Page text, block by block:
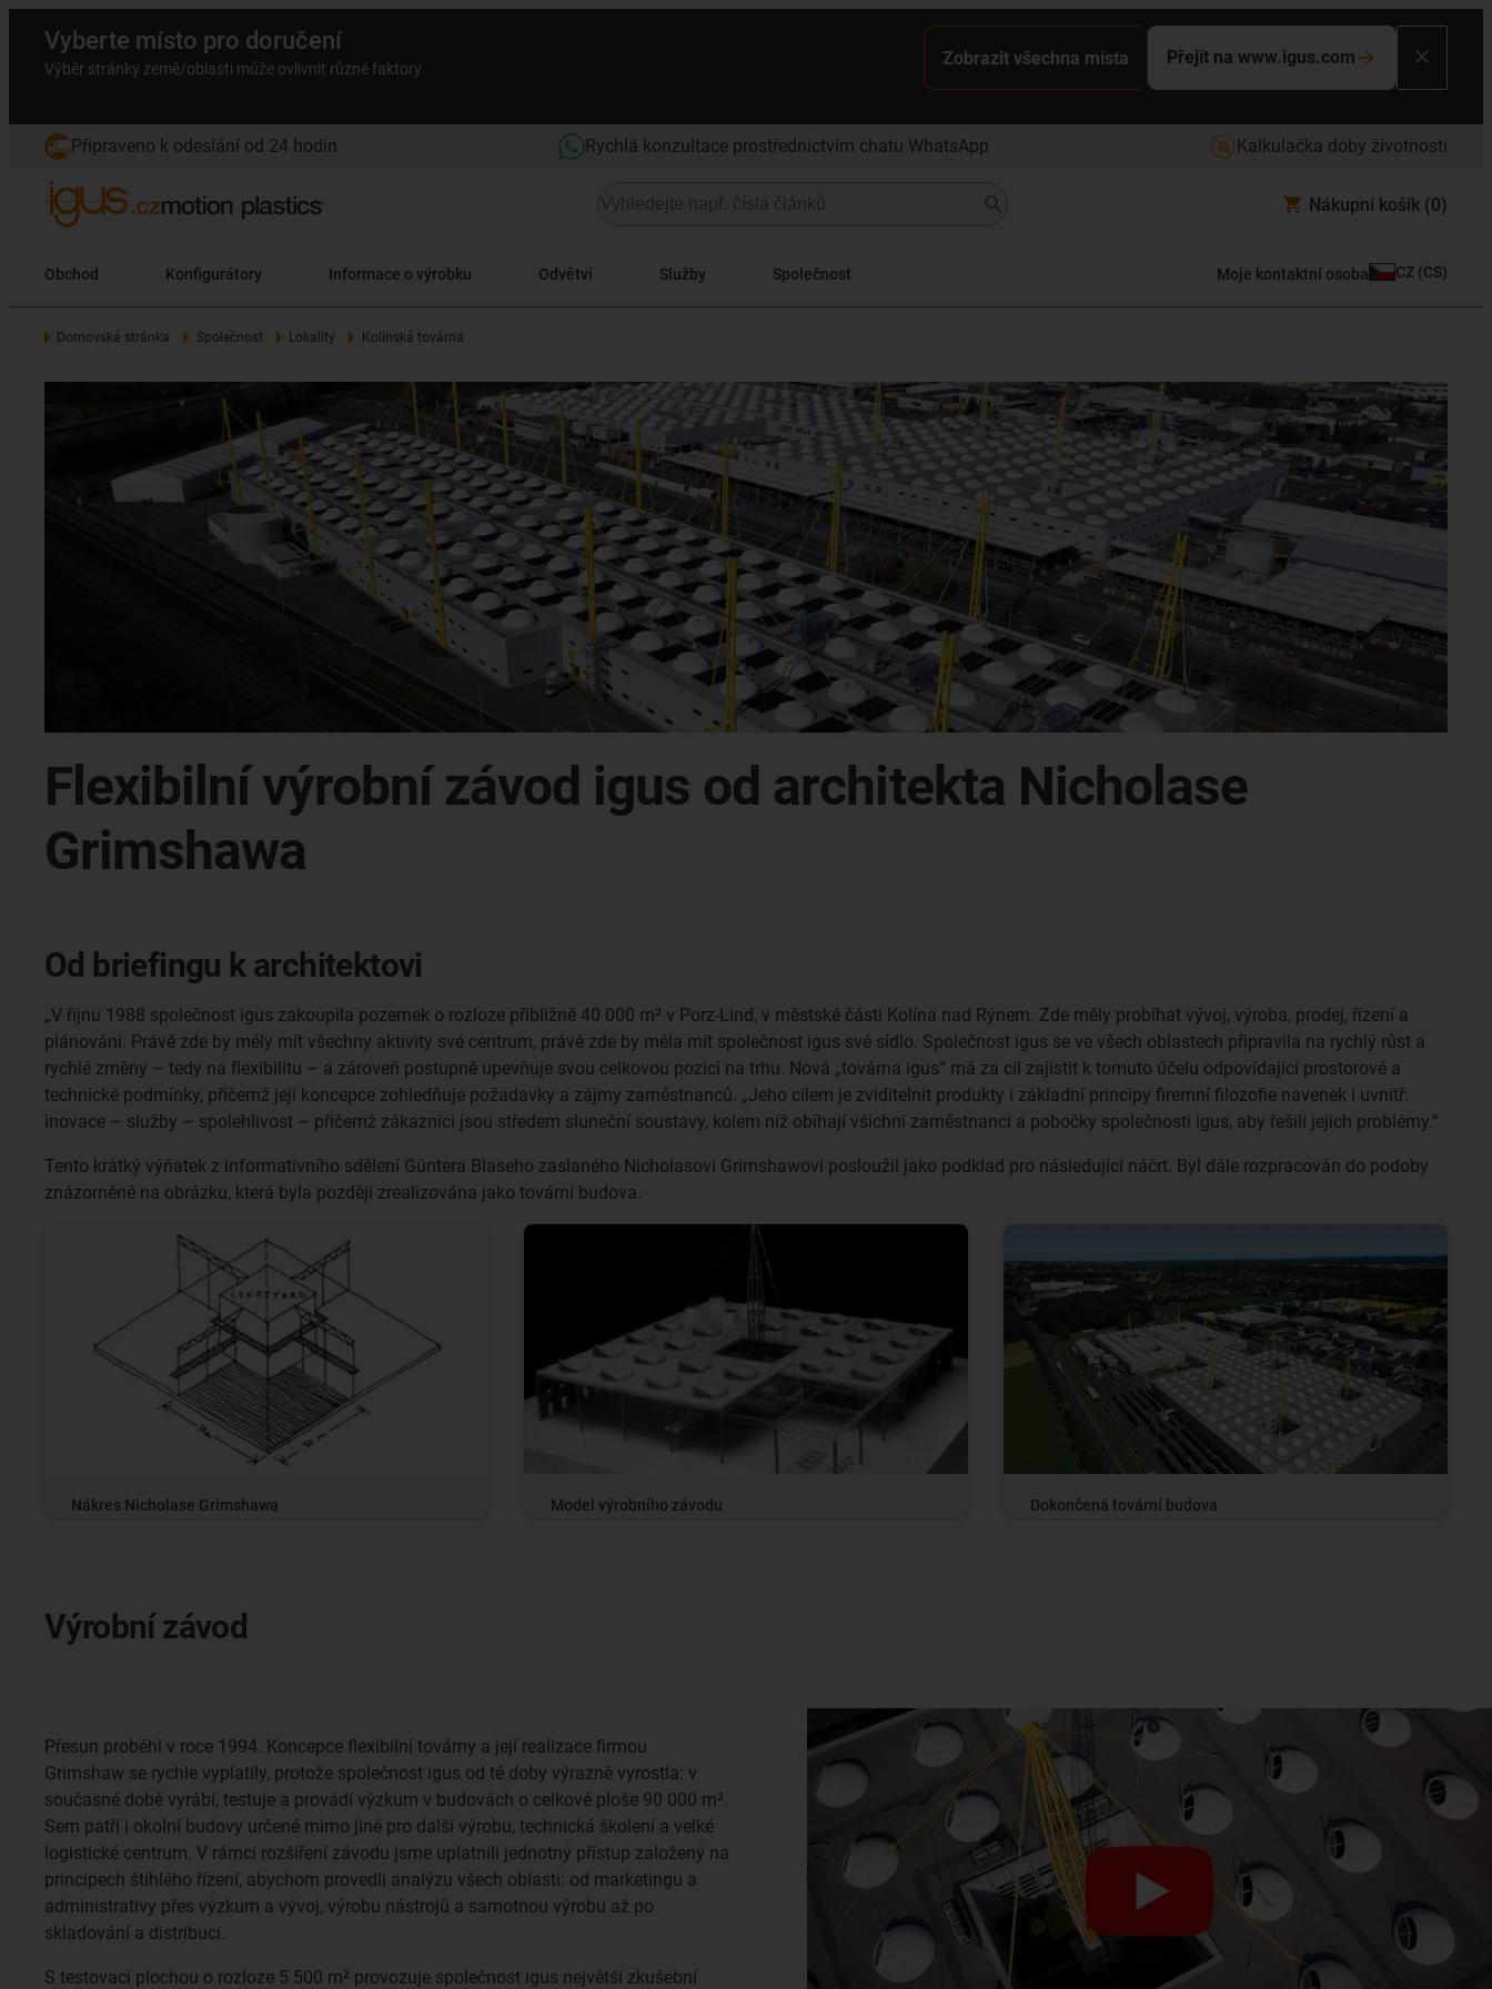
Vyberte místo pro doručení
Výběr stránky země/oblasti může ovlivnit různé faktory
Zobrazit všechna místa Přejít na www.igus.com
Připraveno k odeslání od 24 hodin Rychlá konzultace prostřednictvím chatu WhatsApp Kalkulačka doby životnosti
Nákupní košík (0)
Obchod Konfigurátory Informace o výrobku Odvětví Služby Společnost Moje kontaktní osoba CZ (CS)
Domovská stránka Společnost Lokality Kolínská továrna
Flexibilní výrobní závod igus od architekta Nicholase
Grimshawa
Od briefingu k architektovi
„V říjnu 1988 společnost igus zakoupila pozemek o rozloze přibližně 40 000 m² v Porz-Lind, v městské části Kolína nad Rýnem. Zde měly probíhat vývoj, výroba, prodej, řízení a
plánování. Právě zde by měly mít všechny aktivity své centrum, právě zde by měla mít společnost igus své sídlo. Společnost igus se ve všech oblastech připravila na rychlý růst a
rychlé změny – tedy na flexibilitu – a zároveň postupně upevňuje svou celkovou pozici na trhu. Nová „továrna igus“ má za cíl zajistit k tomuto účelu odpovídající prostorové a
technické podmínky, přičemž její koncepce zohledňuje požadavky a zájmy zaměstnanců. „Jeho cílem je zviditelnit produkty i základní principy firemní filozofie navenek i uvnitř:
inovace – služby – spolehlivost – přičemž zákazníci jsou středem sluneční soustavy, kolem níž obíhají všichni zaměstnanci a pobočky společnosti igus, aby řešili jejich problémy.“
Tento krátký výňatek z informativního sdělení Güntera Blaseho zaslaného Nicholasovi Grimshawovi posloužil jako podklad pro následující náčrt. Byl dále rozpracován do podoby
znázorněné na obrázku, která byla později zrealizována jako tovární budova.
Nákres Nicholase Grimshawa Model výrobního závodu Dokončená tovární budova
Výrobní závod
Přesun proběhl v roce 1994. Koncepce flexibilní továrny a její realizace firmou
Grimshaw se rychle vyplatily, protože společnost igus od té doby výrazně vyrostla: v
současné době vyrábí, testuje a provádí výzkum v budovách o celkové ploše 90 000 m².
Sem patří i okolní budovy určené mimo jiné pro další výrobu, technická školení a velké
logistické centrum. V rámci rozšíření závodu jsme uplatnili jednotný přístup založený na
principech štíhlého řízení, abychom provedli analýzu všech oblastí: od marketingu a
administrativy přes výzkum a vývoj, výrobu nástrojů a samotnou výrobu až po
skladování a distribuci.
S testovací plochou o rozloze 5 500 m² provozuje společnost igus největší zkušební